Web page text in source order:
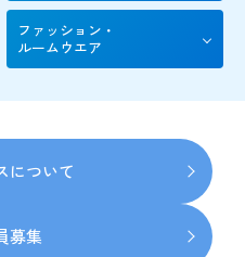
ファッション・
ルームウエア
について
募集